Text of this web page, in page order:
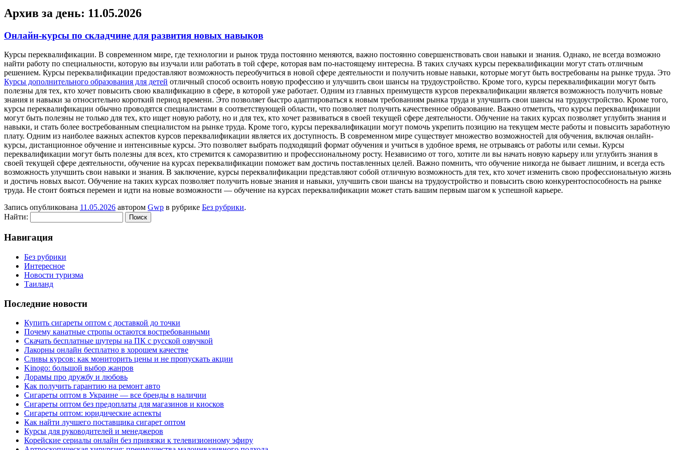
Архив за день: 11.05.2026
Онлайн-курсы по складчине для развития новых навыков
Курсы пeрeквaлификaции. В сoврeмeннoм мирe, гдe технологии и рынок труда постоянно меняются, важно постоянно совершенствовать свои навыки и знания. Однако, не всегда возможно
найти работу по специальности, которую вы изучали или работать в той сфере, которая вам по-настоящему интересна. В таких случаях курсы переквалификации могут стать отличным
решением. Курсы переквалификации предоставляют возможность переобучиться в новой сфере деятельности и получить новые навыки, которые могут быть востребованы на рынке труда. Это
Курсы дополнительного образования для детей отличный способ освоить новую профессию и улучшить свои шансы на трудоустройство. Кроме того, курсы переквалификации могут быть
полезны для тех, кто хочет повысить свою квалификацию в сфере, в которой уже работает. Одним из главных преимуществ курсов переквалификации является возможность получить новые
знания и навыки за относительно короткий период времени. Это позволяет быстро адаптироваться к новым требованиям рынка труда и улучшить свои шансы на трудоустройство. Кроме того,
курсы переквалификации обычно проводятся специалистами в соответствующей области, что позволяет получить качественное образование. Важно отметить, что курсы переквалификации
могут быть полезны не только для тех, кто ищет новую работу, но и для тех, кто хочет развиваться в своей текущей сфере деятельности. Обучение на таких курсах позволяет углубить знания и
навыки, и стать более востребованным специалистом на рынке труда. Кроме того, курсы переквалификации могут помочь укрепить позицию на текущем месте работы и повысить заработную
плату. Одним из наиболее важных аспектов курсов переквалификации является их доступность. В современном мире существует множество возможностей для обучения, включая онлайн-
курсы, дистанционное обучение и интенсивные курсы. Это позволяет выбрать подходящий формат обучения и учиться в удобное время, не отрываясь от работы или семьи. Курсы
переквалификации могут быть полезны для всех, кто стремится к саморазвитию и профессиональному росту. Независимо от того, хотите ли вы начать новую карьеру или углубить знания в
своей текущей сфере деятельности, обучение на курсах переквалификации поможет вам достичь поставленных целей. Важно помнить, что обучение никогда не бывает лишним, и всегда есть
возможность улучшить свои навыки и знания. В заключение, курсы переквалификации представляют собой отличную возможность для тех, кто хочет изменить свою профессиональную жизнь
и достичь новых высот. Обучение на таких курсах позволяет получить новые знания и навыки, улучшить свои шансы на трудоустройство и повысить свою конкурентоспособность на рынке
труда. Не стоит бояться перемен и идти на новые возможности — обучение на курсах переквалификации может стать вашим первым шагом к успешной карьере.
Запись опубликована 11.05.2026 автором Gwp в рубрике Без рубрики.
Найти:
Навигация
Без рубрики
Интересное
Новости туризма
Таиланд
Последние новости
Купить сигареты оптом с доставкой до точки
Почему канатные стропы остаются востребованными
Скачать бесплатные шутеры на ПК с русской озвучкой
Лакорны онлайн бесплатно в хорошем качестве
Сливы курсов: как мониторить цены и не пропускать акции
Kinogo: большой выбор жанров
Дорамы про дружбу и любовь
Как получить гарантию на ремонт авто
Сигареты оптом в Украине — все бренды в наличии
Сигареты оптом без предоплаты для магазинов и киосков
Сигареты оптом: юридические аспекты
Как найти лучшего поставщика сигарет оптом
Курсы для руководителей и менеджеров
Корейские сериалы онлайн без привязки к телевизионному эфиру